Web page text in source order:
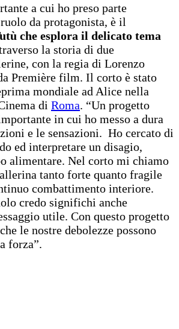
a cui ho preso parte
da protagonista, è il
che esplora il delicato tema
la storia di due
con la regia di Lorenzo
Première film. Il corto è stato
mondiale ad Alice nella
di Roma. “Un progetto
in cui ho messo a dura
e le sensazioni. Ho cercato di
ed interpretare un disagio,
alimentare. Nel corto mi chiamo
tanto forte quanto fragile
combattimento interiore.
credo significhi anche
utile. Con questo progetto
le nostre debolezze possono
forza”.